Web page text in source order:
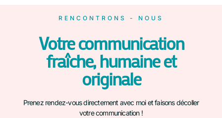
RENCONTRONS - NOUS
Votre communication
fraîche, humaine et
originale
Prenez rendez-vous directement avec moi et faisons décoller
votre communication !